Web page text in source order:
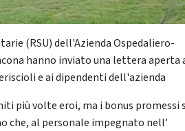
(RSU) dell'Azienda Ospedaliero-
hanno inviato una lettera aperta
e ai dipendenti dell'azienda
più volte eroi, ma i bonus promessi
che, al personale impegnato nell’